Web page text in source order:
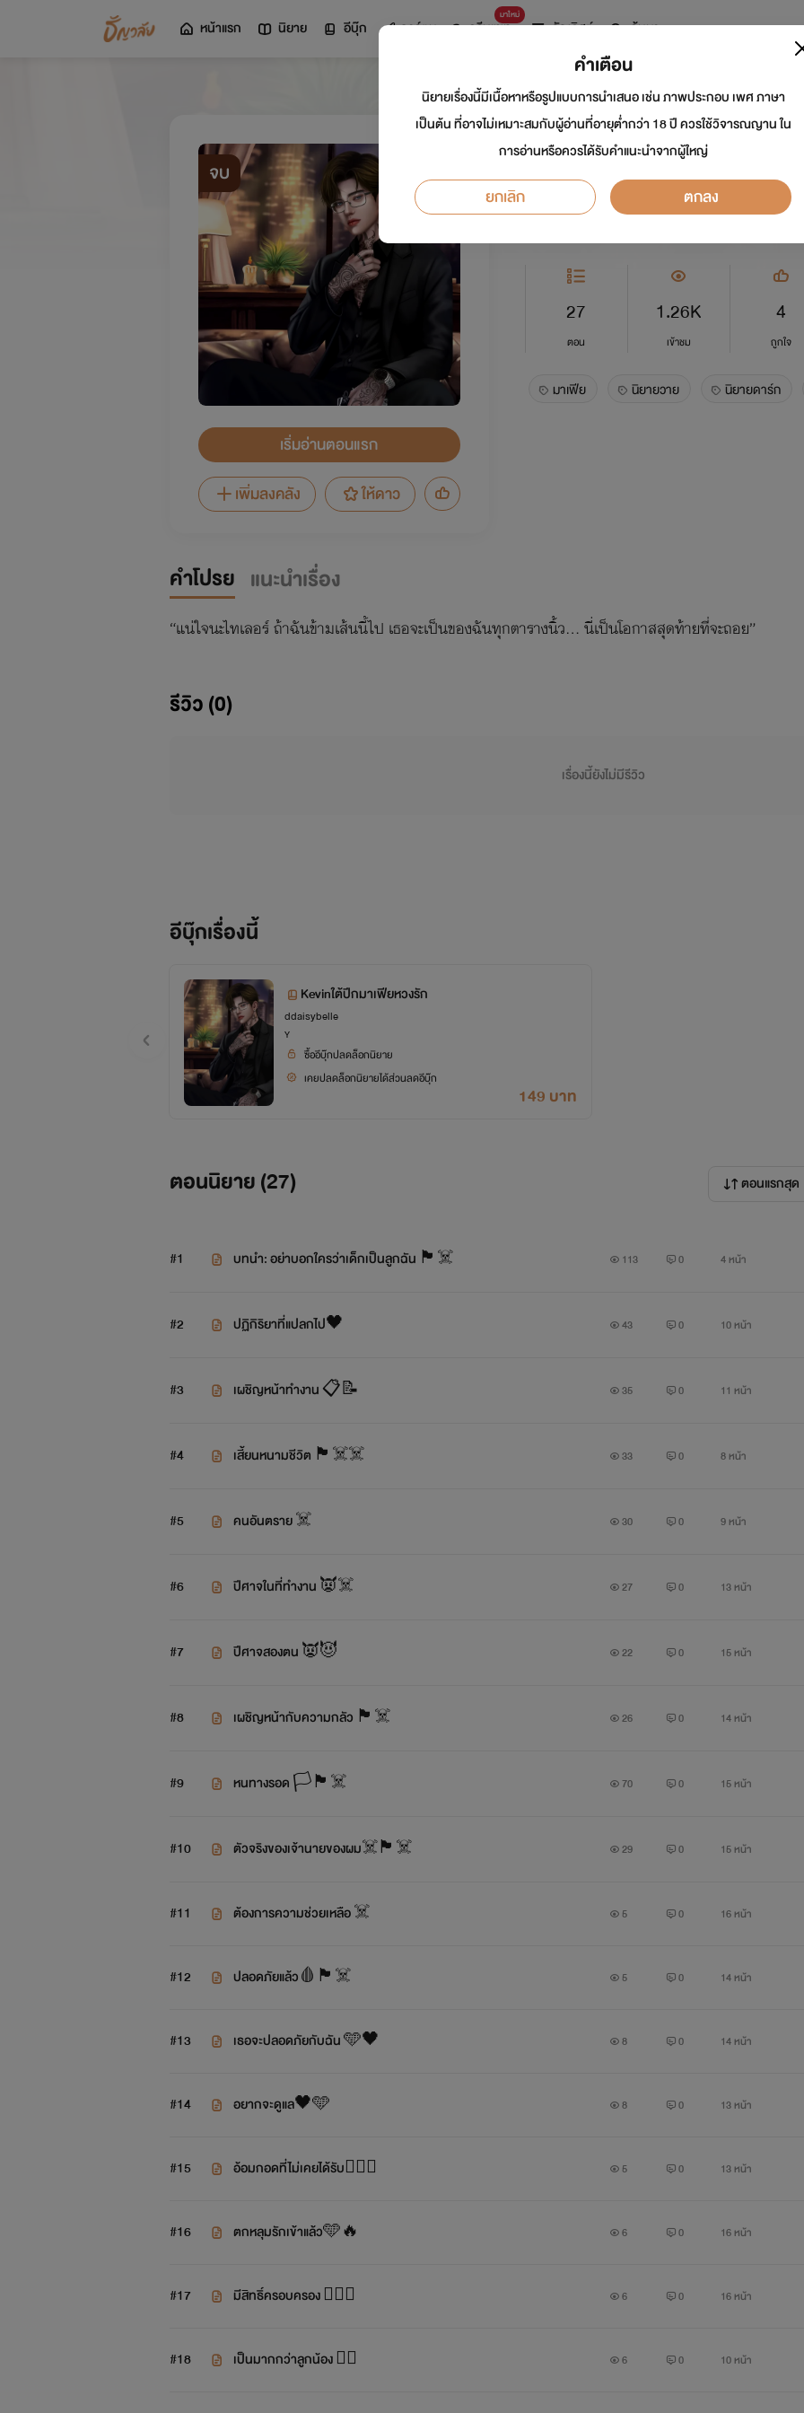
หน้าแรก นิยาย อีบุ๊ก การ์ตูน
มาใหม่
ดรีมแชท ธัญลิสต์ ค้นหา
จบ
เริ่มอ่านตอนแรก
เพิ่มลงคลัง
ให้ดาว
Kevinใต้ปีกมาเฟีย
นักเขียน:ddaisybelle
Y
27
ตอน
1.26K
เข้าชม
4
ถูกใจ
มาเฟีย นิยายวาย นิยายดาร์ก
คำโปรย แนะนำเรื่อง
“แน่ใจนะไทเลอร์ ถ้าฉันข้ามเส้นนี้ไป เธอจะเป็นของฉันทุกตารางนิ้ว… นี่เป็นโอกาสสุดท้ายที่จะถอย”
รีวิว (0)
เรื่องนี้ยังไม่มีรีวิว
อีบุ๊กเรื่องนี้
Kevinใต้ปีกมาเฟียหวงรัก
ddaisybelle
Y
ซื้ออีบุ๊กปลดล็อกนิยาย
เคยปลดล็อกนิยายได้ส่วนลดอีบุ๊ก
149 บาท
ตอนนิยาย (27) ตอนแรกสุด
#1 บทนำ: อย่าบอกใครว่าเด็กเป็นลูกฉัน 🏴‍☠️ 113 0 4 หน้า
#2 ปฏิกิริยาที่แปลกไป🖤 43 0 10 หน้า
#3 เผชิญหน้าทำงาน 📋📝 35 0 11 หน้า
#4 เสี้ยนหนามชีวิต 🏴‍☠️☠️ 33 0 8 หน้า
#5 คนอันตราย ☠️ 30 0 9 หน้า
#6 ปีศาจในที่ทำงาน 👿☠️ 27 0 13 หน้า
#7 ปีศาจสองตน 👿😈 22 0 15 หน้า
#8 เผชิญหน้ากับความกลัว 🏴‍☠️ 26 0 14 หน้า
#9 หนทางรอด 🏳️🏴‍☠️ 70 0 15 หน้า
#10 ตัวจริงของเจ้านายของผม☠️🏴‍☠️ 29 0 15 หน้า
#11 ต้องการความช่วยเหลือ ☠️ 5 0 16 หน้า
#12 ปลอดภัยแล้ว🩸🏴‍☠️ 5 0 14 หน้า
#13 เธอจะปลอดภัยกับฉัน 🩵🖤 8 0 14 หน้า
#14 อยากจะดูแล🖤🩵 8 0 13 หน้า
#15 อ้อมกอดที่ไม่เคยได้รับ❤️‍🔥🖤 5 0 13 หน้า
#16 ตกหลุมรักเข้าแล้ว🩵🔥 6 0 16 หน้า
#17 มีสิทธิ์ครอบครอง ❤️‍🔥🔥 6 0 16 หน้า
#18 เป็นมากกว่าลูกน้อง ❤️‍🔥 6 0 10 หน้า
คำเตือน
นิยายเรื่องนี้มีเนื้อหาหรือรูปแบบการนำเสนอ เช่น ภาพประกอบ เพศ ภาษา
เป็นต้น ที่อาจไม่เหมาะสมกับผู้อ่านที่อายุต่ำกว่า 18 ปี ควรใช้วิจารณญาน ใน
การอ่านหรือควรได้รับคำแนะนำจากผู้ใหญ่
ยกเลิก ตกลง